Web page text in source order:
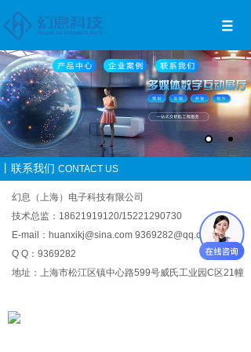
丨联系我们 CONTACT US
幻息（上海）电子科技有限公司
技术总监：18621919120/15221290730
E-mail：huanxikj@sina.com 9369282@qq.com
Q Q：9369282
地址：上海市松江区镇中心路599号威氏工业园C区21幢